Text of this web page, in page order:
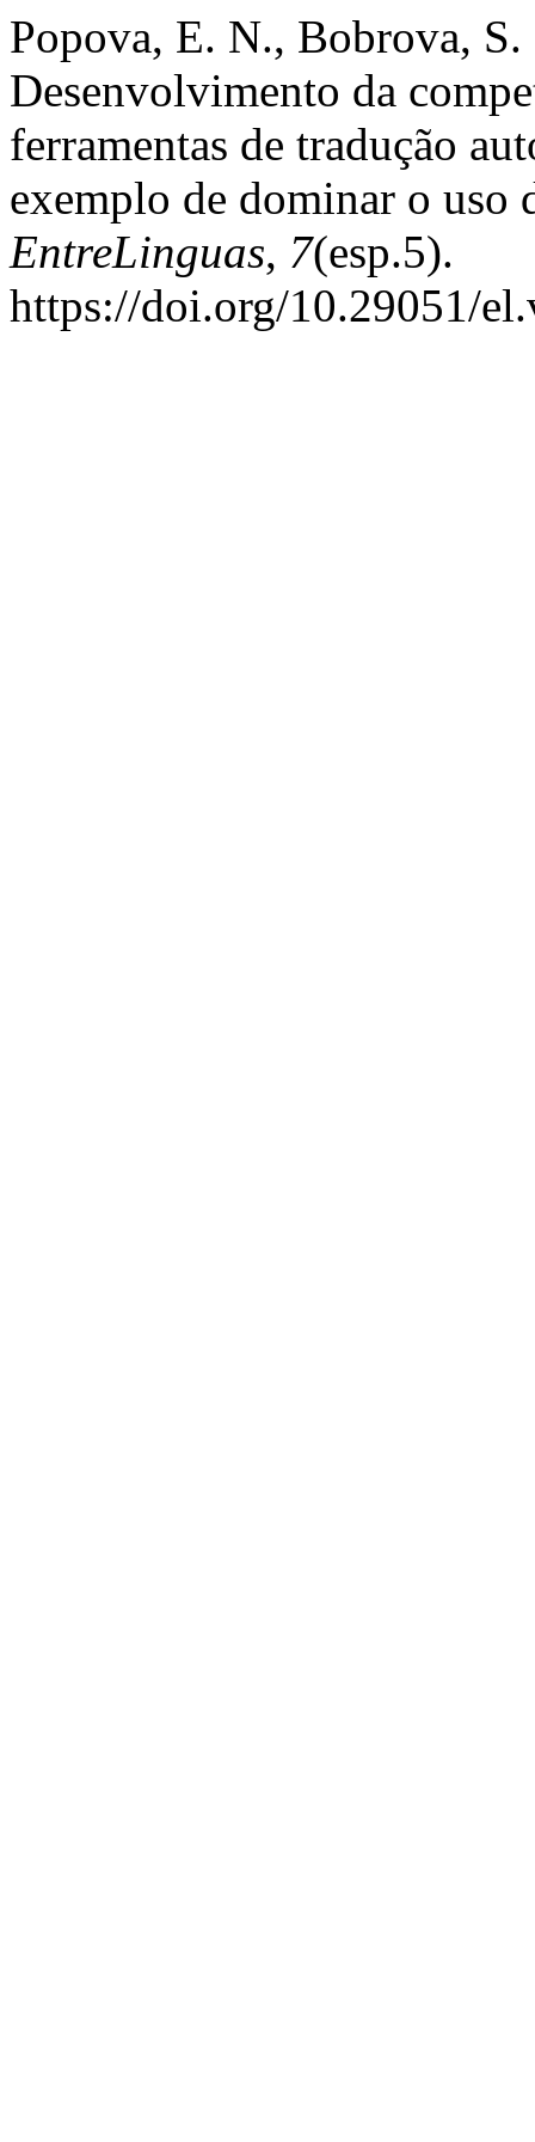
Popova, E. N., Bobrova,
Desenvolvimento da
ferramentas de tradução
exemplo de dominar o uso
EntreLinguas, 7(esp.5).
https://doi.org/10.29051/